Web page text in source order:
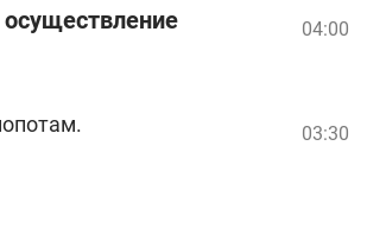
осуществление
04:00
03:30